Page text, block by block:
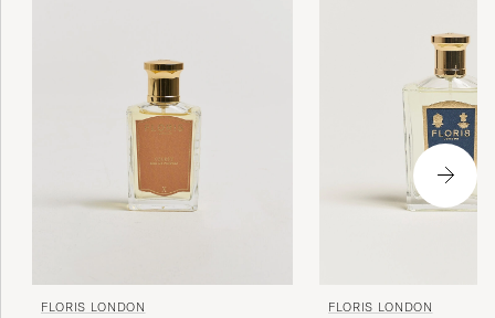
FLORIS LONDON FLORIS LONDON